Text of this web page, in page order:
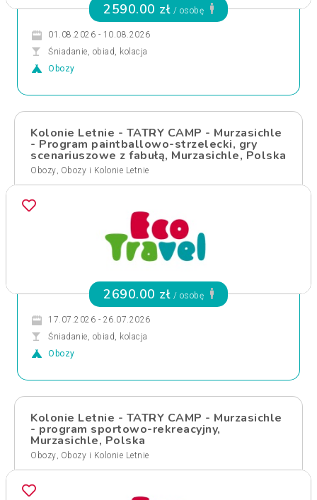
2590.00 zł / osobę
01.08.2026 - 10.08.2026
Śniadanie, obiad, kolacja
Obozy
Kolonie Letnie - TATRY CAMP - Murzasichle
- Program paintballowo-strzelecki, gry
scenariuszowe z fabułą, Murzasichle, Polska
Obozy, Obozy i Kolonie Letnie
2690.00 zł / osobę
17.07.2026 - 26.07.2026
Śniadanie, obiad, kolacja
Obozy
Kolonie Letnie - TATRY CAMP - Murzasichle
- program sportowo-rekreacyjny,
Murzasichle, Polska
Obozy, Obozy i Kolonie Letnie